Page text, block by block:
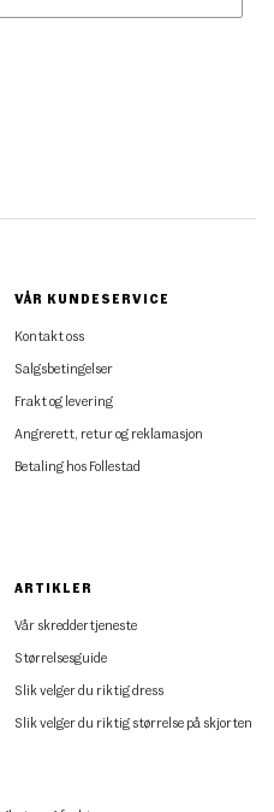
VÅR KUNDESERVICE
Kontakt oss
Salgsbetingelser
Frakt og levering
Angrerett, retur og reklamasjon
Betaling hos Follestad
ARTIKLER
Vår skreddertjeneste
Størrelsesguide
Slik velger du riktig dress
Slik velger du riktig størrelse på skjorten